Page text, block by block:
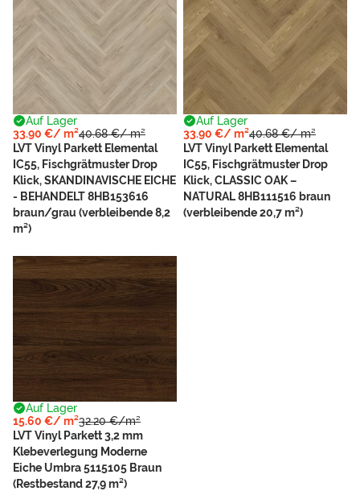
Auf Lager
33.90 €/ m²40.68 €/ m²
LVT Vinyl Parkett Elemental
IC55, Fischgrätmuster Drop
Klick, SKANDINAVISCHE EICHE
- BEHANDELT 8HB153616
braun/grau (verbleibende 8,2
m²)
Auf Lager
33.90 €/ m²40.68 €/ m²
LVT Vinyl Parkett Elemental
IC55, Fischgrätmuster Drop
Klick, CLASSIC OAK –
NATURAL 8HB111516 braun
(verbleibende 20,7 m²)
Auf Lager
15.60 €/ m²32.20 €/m²
LVT Vinyl Parkett 3,2 mm
Klebeverlegung Moderne
Eiche Umbra 5115105 Braun
(Restbestand 27,9 m²)